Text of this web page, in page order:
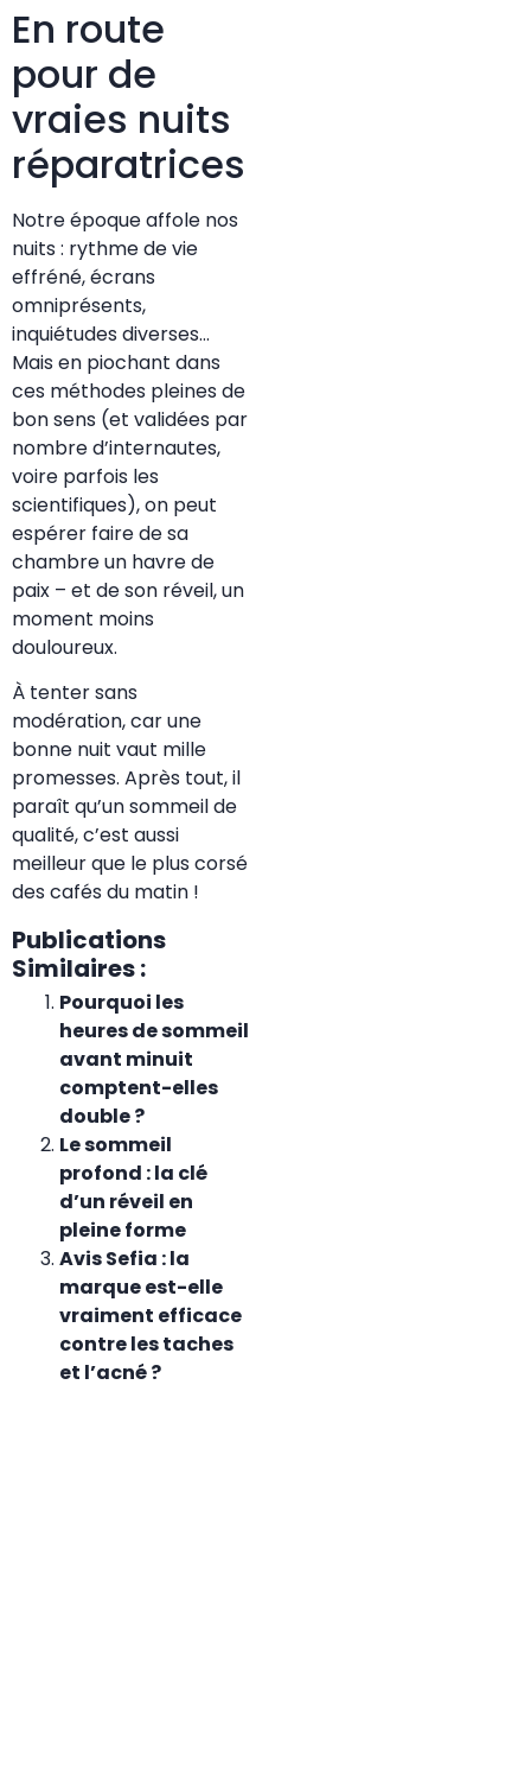
En route
pour de
vraies nuits
réparatrices
Notre époque affole nos
nuits : rythme de vie
effréné, écrans
omniprésents,
inquiétudes diverses…
Mais en piochant dans
ces méthodes pleines de
bon sens (et validées par
nombre d’internautes,
voire parfois les
scientifiques), on peut
espérer faire de sa
chambre un havre de
paix – et de son réveil, un
moment moins
douloureux.
À tenter sans
modération, car une
bonne nuit vaut mille
promesses. Après tout, il
paraît qu’un sommeil de
qualité, c’est aussi
meilleur que le plus corsé
des cafés du matin !
Publications
Similaires :
Pourquoi les
heures de sommeil
avant minuit
comptent-elles
double ?
Le sommeil
profond : la clé
d’un réveil en
pleine forme
Avis Sefia : la
marque est-elle
vraiment efficace
contre les taches
et l’acné ?